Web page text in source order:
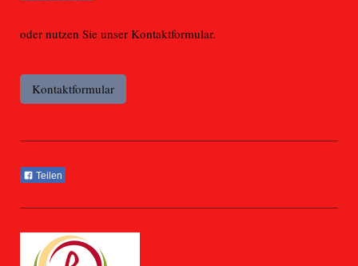
oder nutzen Sie unser Kontaktformular.
Kontaktformular
Teilen